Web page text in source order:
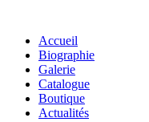
Accueil
Biographie
Galerie
Catalogue
Boutique
Actualités